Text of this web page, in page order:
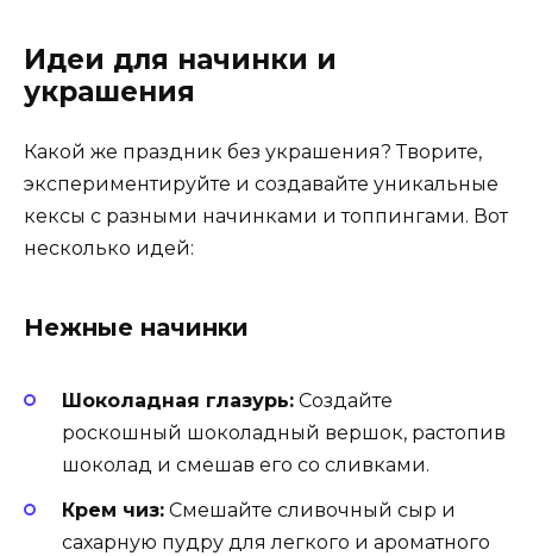
Идеи для начинки и
украшения
Какой же праздник без украшения? Творите,
экспериментируйте и создавайте уникальные
кексы с разными начинками и топпингами. Вот
несколько идей:
Нежные начинки
Шоколадная глазурь: Создайте
роскошный шоколадный вершок, растопив
шоколад и смешав его со сливками.
Крем чиз: Смешайте сливочный сыр и
сахарную пудру для легкого и ароматного